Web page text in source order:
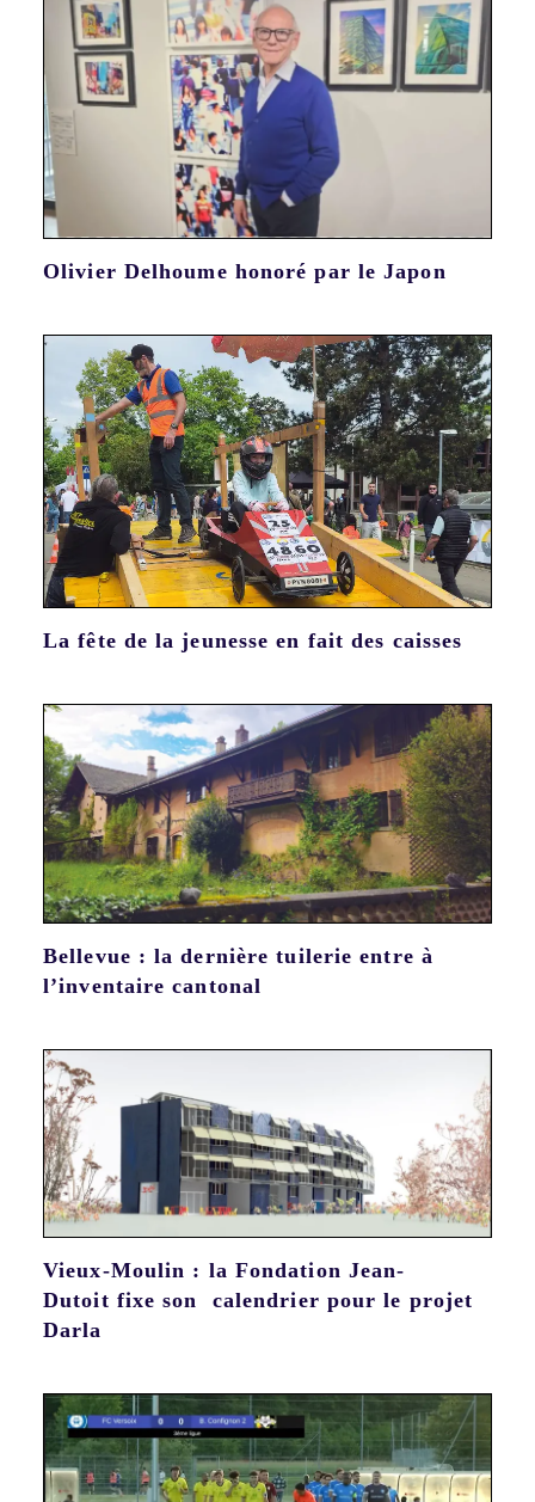
Olivier Delhoume honoré par le Japon
La fête de la jeunesse en fait des caisses
Bellevue : la dernière tuilerie entre à
l’inventaire cantonal
Vieux-Moulin : la Fondation Jean-
Dutoit fixe son calendrier pour le projet
Darla